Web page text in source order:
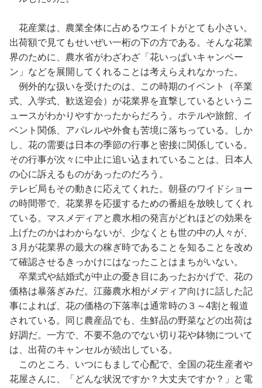
花産業は、農業全体に占めるウエイトがとても小さい。
出荷額で見てもせいぜい一桁の下の方である。そんな花業
界のために、農水省がわざわざ「花いっぱいキャンペー
ン」などを展開してくれることは考えらえれなかった。
例外的な扱いを受けたのは、この時期のイベント（卒業
式、入学式、歓送迎会）が花業界を直撃しているというニ
ュースがわかりやすかったからだろう。ホテルや旅館、イ
ベント関係、アパレルや外食も苦境に落ちっている。しか
し、花の需要は日本の季節の行事と密接に関係している。
その行事が次々に中止に追い込まれていることは、日本人
の心に訴えるものがあったのだろう。
テレビ局もその動きに応えてくれた。朝昼のワイドショー
の時間帯で、花業界を応援するための番組を放映してくれ
ている。マスメディアと農水相の発言がどれほどの効果を
上げたのかはわからないが、少なくとも世の中の人々が、
３月が花業界の最大の稼ぎ時であることを知ることを改め
て確認させるきっかけにはなったことはまちがいない。
卒業式や結婚式が中止の憂き目にあったおかげで、花の
価格は暴落ぎみだ。江藤農水相がメディア向けに話した記
事によれば、花の価格の下落率は通常時の３～4割と報道
されている。同じ農産品でも、生鮮品の野菜などの出荷は
好調だ。一方で、不要不急のでない切り花や鉢物について
は、出荷のキャンセルが続出している。
このところ、いつにもまして心配で、全国の花生産者や
花屋さんに、「どんな状況ですか？大丈夫ですか？」と電